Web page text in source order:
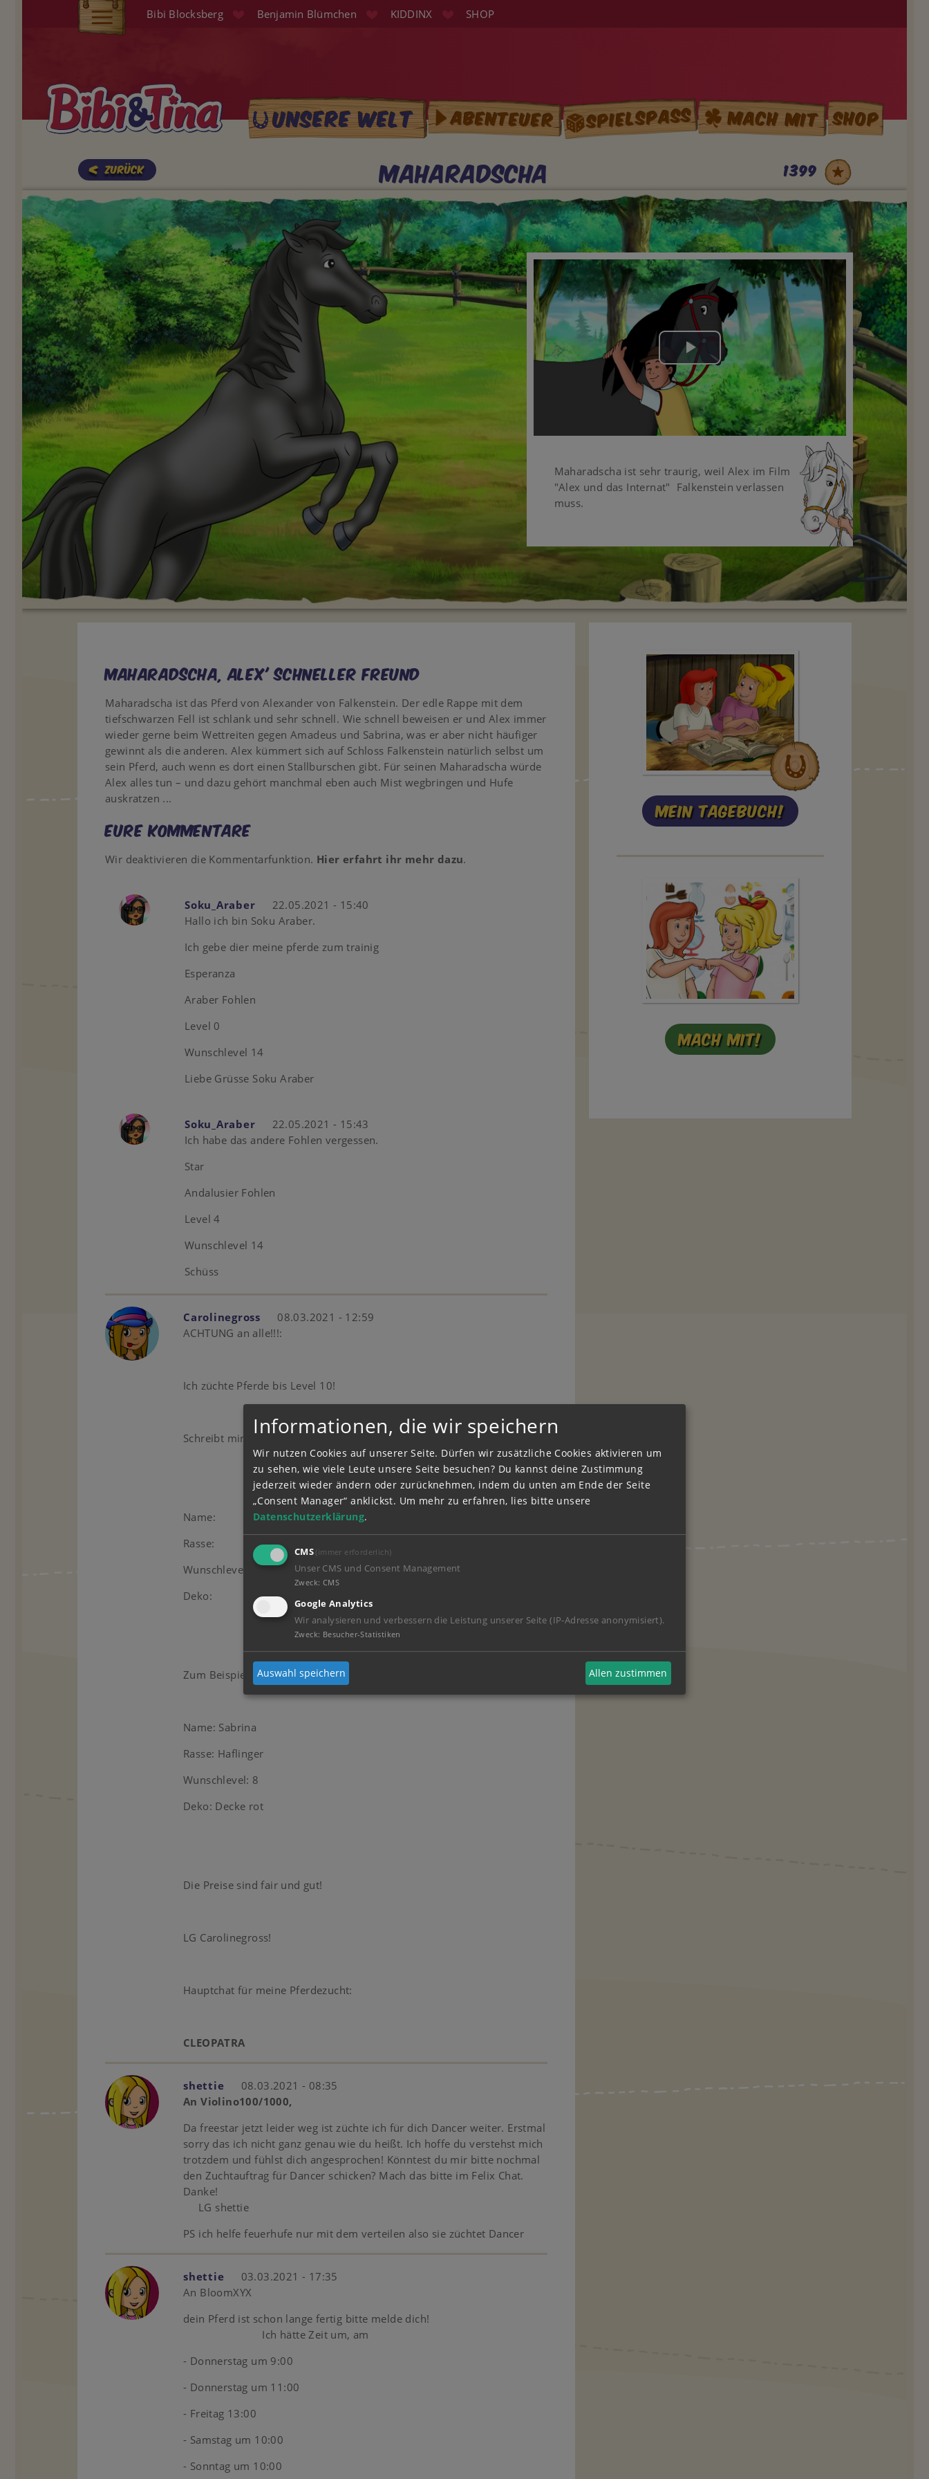
Elterninfo
Hörspiele
Audio (EN)
Bibi Blocksberg Benjamin Blümchen KIDDINX SHOP
Main
navigation
Unsere Welt Abenteuer Spielspass Mach mit Shop
Maharadscha 1399
Play
Video
Maharadscha ist sehr traurig, weil Alex im Film
"Alex und das Internat" Falkenstein verlassen
muss.
Maharadscha, Alex' schneller Freund
Maharadscha ist das Pferd von Alexander von Falkenstein. Der edle Rappe mit dem
tiefschwarzen Fell ist schlank und sehr schnell. Wie schnell beweisen er und Alex immer
wieder gerne beim Wettreiten gegen Amadeus und Sabrina, was er aber nicht häufiger
gewinnt als die anderen. Alex kümmert sich auf Schloss Falkenstein natürlich selbst um
sein Pferd, auch wenn es dort einen Stallburschen gibt. Für seinen Maharadscha würde
Alex alles tun – und dazu gehört manchmal eben auch Mist wegbringen und Hufe
auskratzen ...
Eure Kommentare
Wir deaktivieren die Kommentarfunktion. Hier erfahrt ihr mehr dazu.
Soku_Araber
22.05.2021 - 15:40
Hallo ich bin Soku Araber.
Ich gebe dier meine pferde zum trainig
Esperanza
Araber Fohlen
Level 0
Wunschlevel 14
Liebe Grüsse Soku Araber
Soku_Araber
22.05.2021 - 15:43
Ich habe das andere Fohlen vergessen.
Star
Andalusier Fohlen
Level 4
Wunschlevel 14
Schüss
Carolinegross
08.03.2021 - 12:59
ACHTUNG an alle!!!:
Ich züchte Pferde bis Level 10!
Schreibt mir einfach:
Name:
Rasse:
Wunschlevel:
Deko:
Zum Beispiel:
Name: Sabrina
Rasse: Haflinger
Wunschlevel: 8
Deko: Decke rot
Die Preise sind fair und gut!
LG Carolinegross!
Hauptchat für meine Pferdezucht:
CLEOPATRA
shettie
08.03.2021 - 08:35
An Violino100/1000,
Da freestar jetzt leider weg ist züchte ich für dich Dancer weiter. Erstmal
sorry das ich nicht ganz genau wie du heißt. Ich hoffe du verstehst mich
trotzdem und fühlst dich angesprochen! Könntest du mir bitte nochmal
den Zuchtauftrag für Dancer schicken? Mach das bitte im Felix Chat.
Danke!
LG shettie
PS ich helfe feuerhufe nur mit dem verteilen also sie züchtet Dancer
shettie
03.03.2021 - 17:35
An BloomXYX
dein Pferd ist schon lange fertig bitte melde dich!
Ich hätte Zeit um, am
- Donnerstag um 9:00
- Donnerstag um 11:00
- Freitag 13:00
- Samstag um 10:00
- Sonntag um 10:00
Mein Tagebuch!
Mach mit!
Informationen, die wir speichern
Wir nutzen Cookies auf unserer Seite. Dürfen wir zusätzliche Cookies aktivieren um
zu sehen, wie viele Leute unsere Seite besuchen? Du kannst deine Zustimmung
jederzeit wieder ändern oder zurücknehmen, indem du unten am Ende der Seite
„Consent Manager“ anklickst. Um mehr zu erfahren, lies bitte unsere
Datenschutzerklärung.
CMS (immer erforderlich)
Unser CMS und Consent Management
Zweck: CMS
Google Analytics
Wir analysieren und verbessern die Leistung unserer Seite (IP-Adresse anonymisiert).
Zweck: Besucher-Statistiken
Auswahl speichern Allen zustimmen